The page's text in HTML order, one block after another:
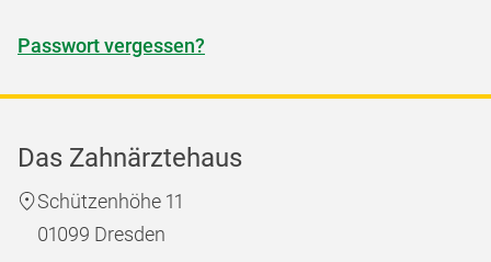
Passwort vergessen?
Das Zahnärztehaus
Schützenhöhe 11
01099 Dresden